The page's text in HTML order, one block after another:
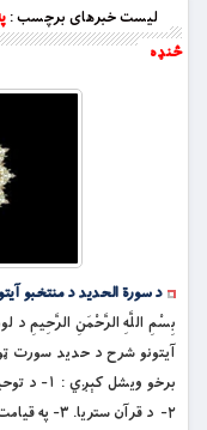
لیست خبرهای برچسب :
څنډه
د سورة الحدید د منتخبو
بِسْمِ اللَّهِ الرَّحْمَنِ الرَّحِيمِ د
آیتونو شرح د حديد سورت
برخو
٢- د قرآن ستریا. ٣- په قيامت کې د […]